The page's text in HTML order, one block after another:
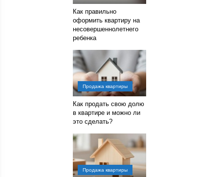
Как правильно
оформить квартиру на
несовершеннолетнего
ребенка
Продажа квартиры
Как продать свою долю
в квартире и можно ли
это сделать?
Продажа квартиры